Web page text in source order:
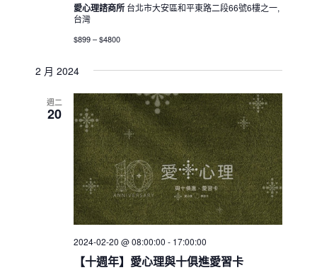
愛心理諮商所 台北市大安區和平東路二段66號6樓之一,
台灣
$899 – $4800
2 月 2024
週二
20
【十週年】愛心理與十俱進愛習卡
2024-02-20 @ 08:00:00 - 17:00:00